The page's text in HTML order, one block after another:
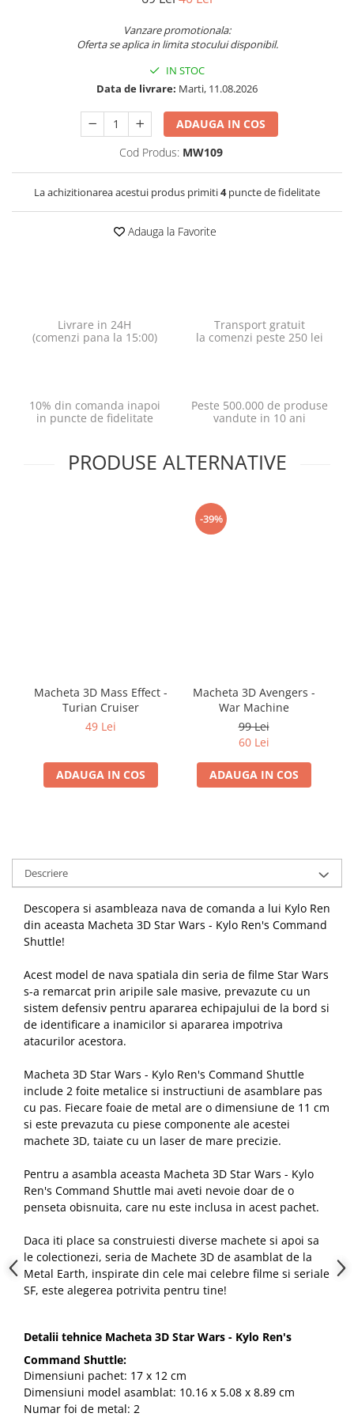
Vanzare promotionala:
Oferta se aplica in limita stocului disponibil.
IN STOC
Data de livrare: Marti, 11.08.2026
ADAUGA IN COS
Cod Produs: MW109
La achizitionarea acestui produs primiti4puncte de fidelitate
Adauga la Favorite
Livrare in 24H
(comenzi pana la 15:00)
Transport gratuit
la comenzi peste 250 lei
10% din comanda inapoi
in puncte de fidelitate
Peste 500.000 de produse
vandute in 10 ani
PRODUSE ALTERNATIVE
Macheta 3D Mass Effect -
Turian Cruiser
49 Lei
ADAUGA IN COS
-39%
Macheta 3D Avengers -
War Machine
99 Lei
60 Lei
ADAUGA IN COS
Descriere
Descopera si asambleaza nava de comanda a lui Kylo Ren
din aceasta Macheta 3D Star Wars - Kylo Ren's Command
Shuttle!
Acest model de nava spatiala din seria de filme Star Wars
s-a remarcat prin aripile sale masive, prevazute cu un
sistem defensiv pentru apararea echipajului de la bord si
de identificare a inamicilor si apararea impotriva
atacurilor acestora.
Macheta 3D Star Wars - Kylo Ren's Command Shuttle
include 2 foite metalice si instructiuni de asamblare pas
cu pas. Fiecare foaie de metal are o dimensiune de 11 cm
si este prevazuta cu piese componente ale acestei
machete 3D, taiate cu un laser de mare precizie.
Pentru a asambla aceasta Macheta 3D Star Wars - Kylo
Ren's Command Shuttle mai aveti nevoie doar de o
penseta obisnuita, care nu este inclusa in acest pachet.
Daca iti place sa construiesti diverse machete si apoi sa
le colectionezi, seria de Machete 3D de asamblat de la
Metal Earth, inspirate din cele mai celebre filme si seriale
SF, este alegerea potrivita pentru tine!
Detalii tehnice Macheta 3D Star Wars - Kylo Ren's
Command Shuttle:
Dimensiuni pachet: 17 x 12 cm
Dimensiuni model asamblat: 10.16 x 5.08 x 8.89 cm
Numar foi de metal: 2